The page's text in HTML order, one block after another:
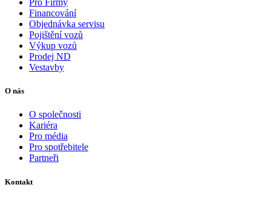
Pro Firmy
Financování
Objednávka servisu
Pojištění vozů
Výkup vozů
Prodej ND
Vestavby
O nás
O společnosti
Kariéra
Pro média
Pro spotřebitele
Partneři
Kontakt